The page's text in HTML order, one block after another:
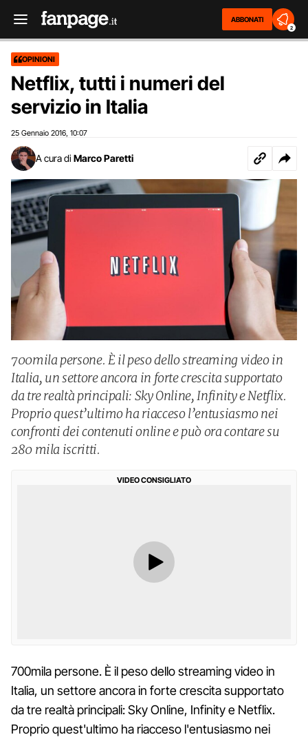
ABBONATI
2
OPINIONI
Netflix, tutti i numeri del
servizio in Italia
25 Gennaio 2016 10:07
A cura di Marco Paretti
700mila persone. È il peso dello streaming video in
Italia, un settore ancora in forte crescita supportato
da tre realtà principali: Sky Online, Infinity e Netflix.
Proprio quest’ultimo ha riacceso l’entusiasmo nei
confronti dei contenuti online e può ora contare su
280 mila iscritti.
VIDEO CONSIGLIATO
700mila persone. È il peso dello streaming video in
Italia, un settore ancora in forte crescita supportato
da tre realtà principali: Sky Online, Infinity e Netflix.
Proprio quest'ultimo ha riacceso l'entusiasmo nei